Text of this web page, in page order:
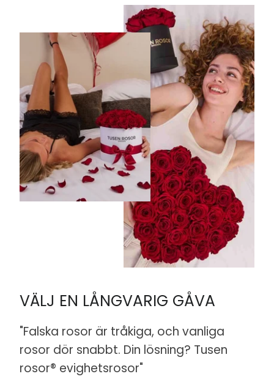
VÄLJ EN LÅNGVARIG GÅVA
"Falska rosor är tråkiga, och vanliga
rosor dör snabbt. Din lösning? Tusen
rosor® evighetsrosor"